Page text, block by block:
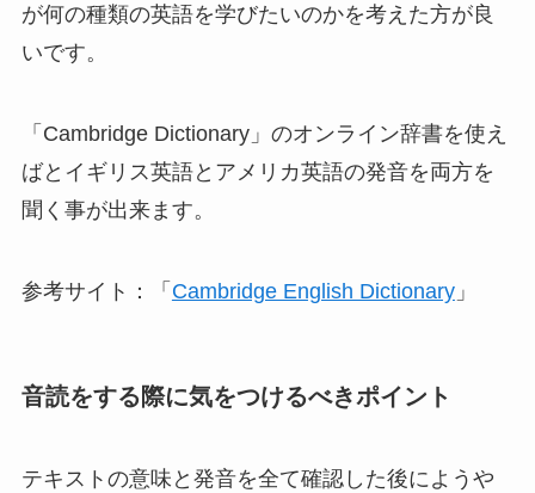
が何の種類の英語を学びたいのかを考えた方が良
いです。
「Cambridge Dictionary」のオンライン辞書を使え
ばとイギリス英語とアメリカ英語の発音を両方を
聞く事が出来ます。
参考サイト：「 Cambridge English Dictionary」
音読をする際に気をつけるべきポイント
テキストの意味と発音を全て確認した後にようや